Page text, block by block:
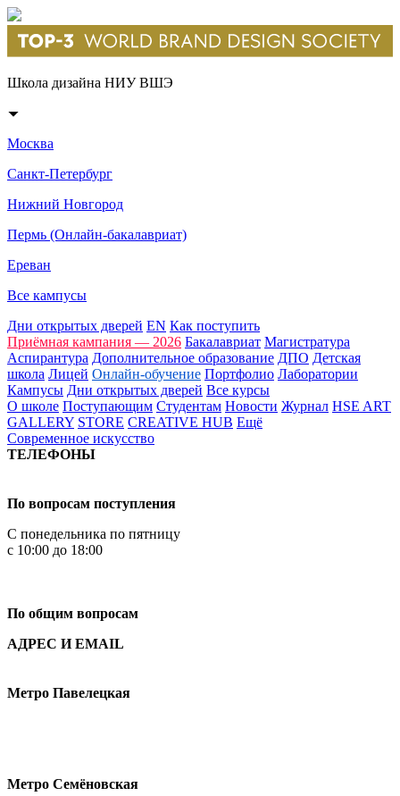
Школа дизайна НИУ ВШЭ
Москва
Санкт-Петербург
Нижний Новгород
Пермь (Онлайн-бакалавриат)
Ереван
Все кампусы
Дни открытых дверей EN Как поступить
Приёмная кампания — 2026 Бакалавриат Магистратура
Аспирантура Дополнительное образование ДПО Детская
школа Лицей Онлайн-обучение Портфолио Лаборатории
Кампусы Дни открытых дверей Все курсы
О школе Поступающим Студентам Новости Журнал HSE ART
GALLERY STORE CREATIVE HUB Ещё
Современное искусство
ТЕЛЕФОНЫ
По вопросам поступления
С понедельника по пятницу
с 10:00 до 18:00
По общим вопросам
АДРЕС И EMAIL
Метро Павелецкая
Метро Семёновская